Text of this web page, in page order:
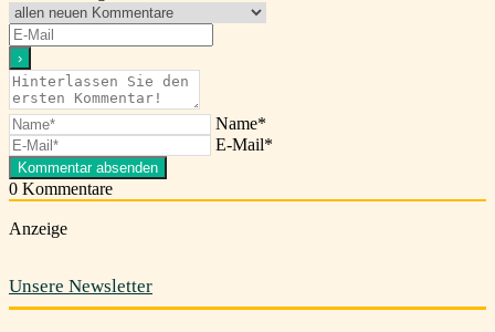
Name*
E-Mail*
0 Kommentare
Anzeige
Unsere Newsletter